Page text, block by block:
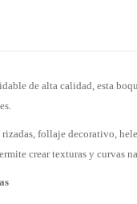
de alta calidad, esta
rizadas, follaje decorativo,
crear texturas y curvas